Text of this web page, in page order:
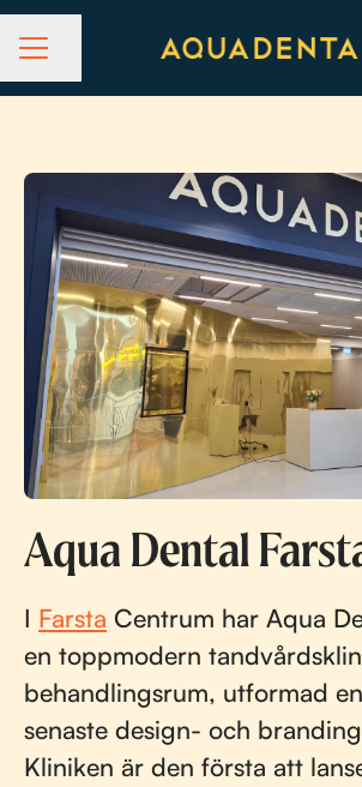
KARRIÄRMENY
Dela sidan
Aqua Dental
I Farsta Centrum har Aqua
en toppmodern
behandlingsrum, utformad
senaste design- och
Kliniken är den första att